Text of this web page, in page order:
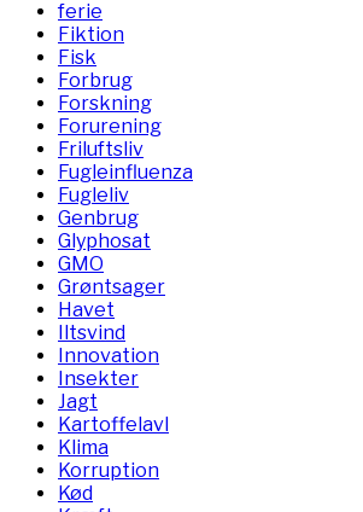
ferie
Fiktion
Fisk
Forbrug
Forskning
Forurening
Friluftsliv
Fugleinfluenza
Fugleliv
Genbrug
Glyphosat
GMO
Grøntsager
Havet
Iltsvind
Innovation
Insekter
Jagt
Kartoffelavl
Klima
Korruption
Kød